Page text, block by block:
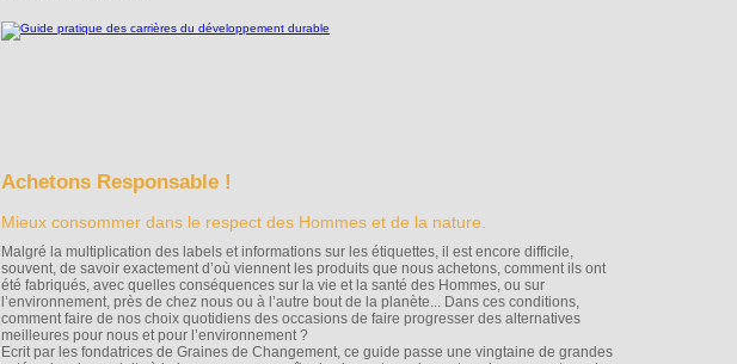
Achetons Responsable !
Mieux consommer dans le respect des Hommes et de la nature.
Malgré la multiplication des labels et informations sur les étiquettes, il est encore difficile,
souvent, de savoir exactement d’où viennent les produits que nous achetons, comment ils ont
été fabriqués, avec quelles conséquences sur la vie et la santé des Hommes, ou sur
l’environnement, près de chez nous ou à l’autre bout de la planète... Dans ces conditions,
comment faire de nos choix quotidiens des occasions de faire progresser des alternatives
meilleures pour nous et pour l’environnement ?
Ecrit par les fondatrices de Graines de Changement, ce guide passe une vingtaine de grandes